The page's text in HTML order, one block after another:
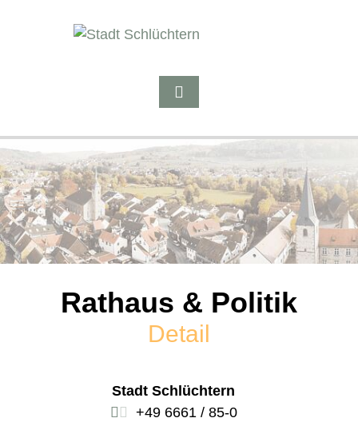
Rathaus & Politik
Detail
Stadt Schlüchtern
+49 6661 / 85-0